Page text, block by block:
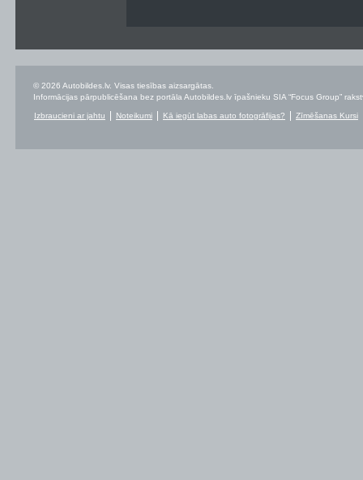
© 2026 Autobildes.lv. Visas tiesības aizsargātas.
Informācijas pārpublicēšana bez portāla Autobildes.lv īpašnieku SIA “Focus Group”
Izbraucieni ar jahtu Noteikumi Kā iegūt labas auto fotogrāfijas? Zīmēšanas Kursi